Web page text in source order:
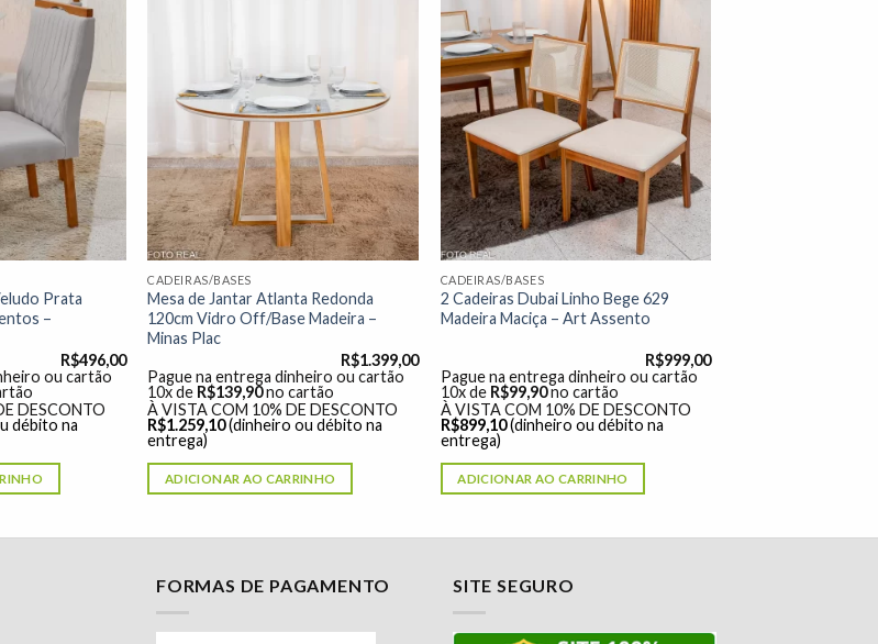
Adicionar
à lista de
desejos"
Prata
–
R$496,00
ou cartão
DESCONTO
débito na
Adicionar
à lista de
desejos"
CADEIRAS/BASES
Mesa de Jantar Atlanta Redonda
120cm Vidro Off/Base Madeira –
Minas Plac
R$1.399,00
Pague na entrega dinheiro ou cartão
10x de R$139,90no cartão
À VISTA COM 10% DE DESCONTO
R$1.259,10(dinheiro ou débito na
entrega)
ADICIONAR AO CARRINHO
Adicionar
à lista de
desejos"
CADEIRAS/BASES
2 Cadeiras Dubai Linho Bege 629
Madeira Maciça – Art Assento
R$999,00
Pague na entrega dinheiro ou cartão
10x de R$99,90no cartão
À VISTA COM 10% DE DESCONTO
R$899,10 (dinheiro ou débito na
entrega)
ADICIONAR AO CARRINHO
FORMAS DE PAGAMENTO SITE SEGURO